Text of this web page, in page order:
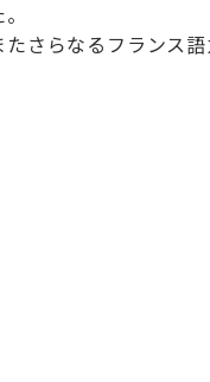
さらなるフランス